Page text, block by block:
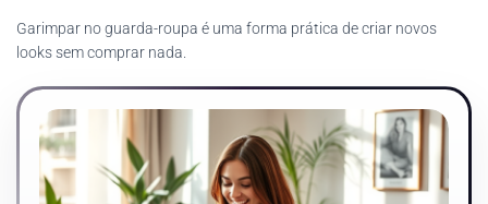
Garimpar no guarda-roupa é uma forma prática de criar novos
looks sem comprar nada.